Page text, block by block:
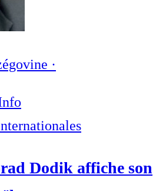
·
Dodik affiche son